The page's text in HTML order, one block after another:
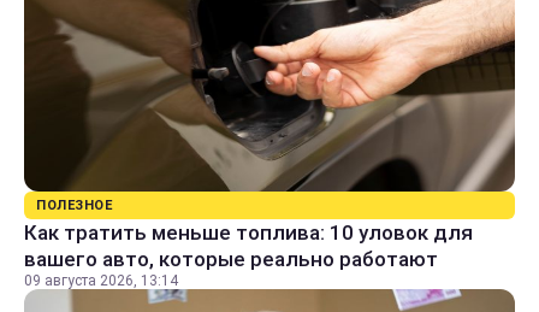
ПОЛЕЗНОЕ
Как тратить меньше топлива: 10 уловок для
вашего авто, которые реально работают
09 августа 2026, 13:14